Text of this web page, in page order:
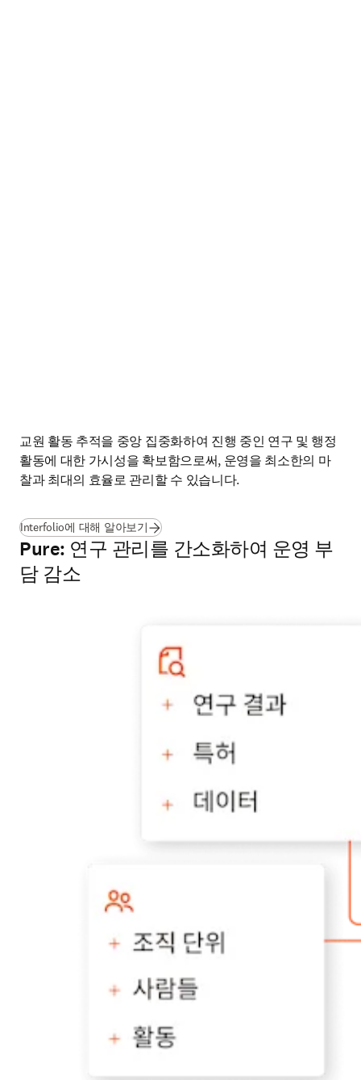
교원 활동 추적을 중앙 집중화하여 진행 중인 연구 및 행정
활동에 대한 가시성을 확보함으로써, 운영을 최소한의 마
찰과 최대의 효율로 관리할 수 있습니다.
Interfolio에 대해 알아보기
Pure: 연구 관리를 간소화하여 운영 부
담 감소